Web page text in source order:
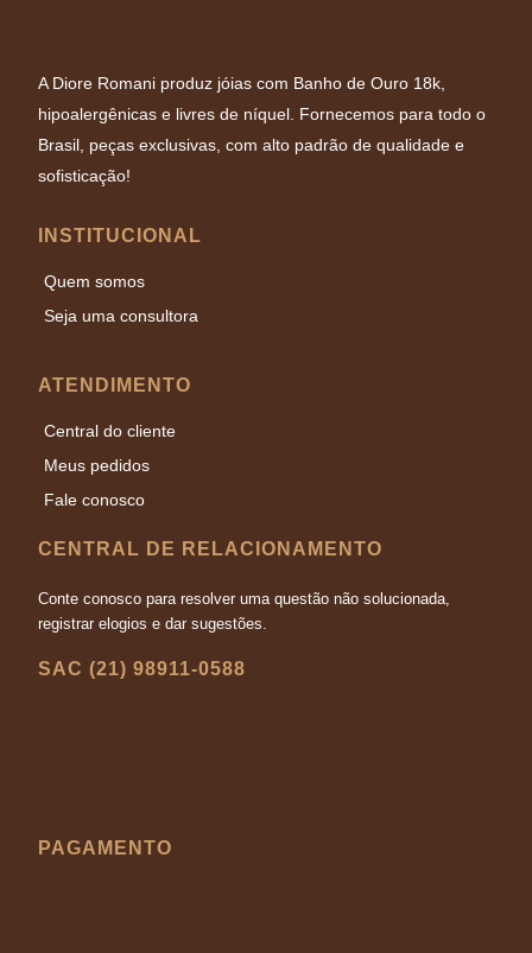
A Diore Romani produz jóias com Banho de Ouro 18k,
hipoalergênicas e livres de níquel. Fornecemos para todo o
Brasil, peças exclusivas, com alto padrão de qualidade e
sofisticação!
INSTITUCIONAL
Quem somos
Seja uma consultora
ATENDIMENTO
Central do cliente
Meus pedidos
Fale conosco
CENTRAL DE RELACIONAMENTO
Conte conosco para resolver uma questão não solucionada,
registrar elogios e dar sugestões.
SAC (21) 98911-0588
PAGAMENTO